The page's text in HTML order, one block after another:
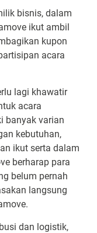
bisnis, dalam
ikut ambil
kupon
acara
lagi khawatir
acara
banyak varian
kebutuhan,
ikut serta dalam
berharap para
belum pernah
langsung
dan logistik,